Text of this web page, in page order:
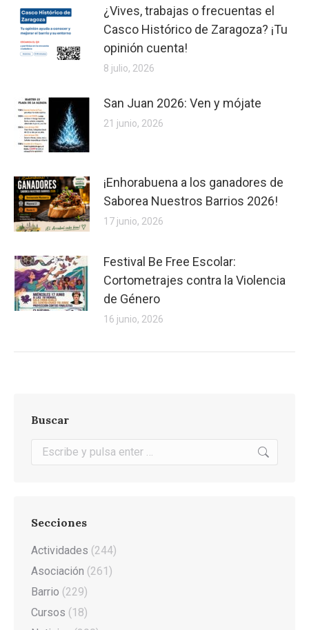
¿Vives, trabajas o frecuentas el
Casco Histórico de Zaragoza? ¡Tu
opinión cuenta!
8 julio, 2026
San Juan 2026: Ven y mójate
21 junio, 2026
¡Enhorabuena a los ganadores de
Saborea Nuestros Barrios 2026!
17 junio, 2026
Festival Be Free Escolar:
Cortometrajes contra la Violencia
de Género
16 junio, 2026
Buscar
Buscar:
Secciones
Actividades (244)
Asociación (261)
Barrio (229)
Cursos (18)